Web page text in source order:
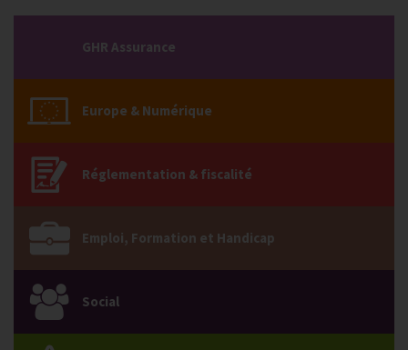
GHR Assurance
Europe & Numérique
Réglementation & fiscalité
Emploi, Formation et Handicap
Social